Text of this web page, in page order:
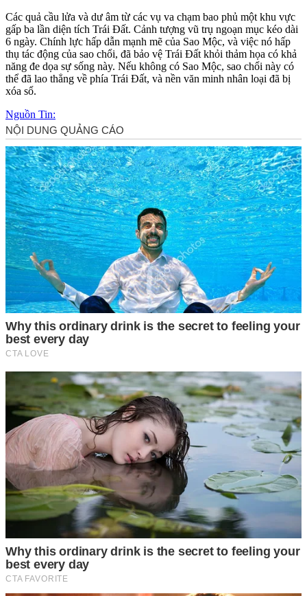
Các quả cầu lửa và dư âm từ các vụ va chạm bao phủ một khu vực
gấp ba lần diện tích Trái Đất. Cảnh tượng vũ trụ ngoạn mục kéo dài
6 ngày. Chính lực hấp dẫn mạnh mẽ của Sao Mộc, và việc nó hấp
thụ tác động của sao chổi, đã bảo vệ Trái Đất khỏi thảm họa có khả
năng đe dọa sự sống này. Nếu không có Sao Mộc, sao chổi này có
thể đã lao thẳng về phía Trái Đất, và nền văn minh nhân loại đã bị
xóa sổ.
Nguồn Tin: